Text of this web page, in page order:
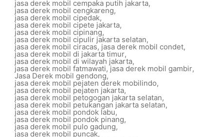
jasa derek mobil cempaka putih jakarta,
jasa derek mobil cengkareng,
jasa derek mobil cipedak,
jasa derek mobil cipete jakarta,
jasa derek mobil cipinang,
jasa derek mobil cipulir jakarta selatan,
jasa derek mobil ciracas, jasa derek mobil condet,
jasa derek mobil di jakarta timur,
jasa derek mobil di wilayah jakarta,
jasa derek mobil fatmawati,jasa derek mobil gambir,
Jasa Derek mobil gendong,
jasa derek mobil pejaten derek mobilindo,
jasa derek mobil pejaten jakarta,
jasa derek mobil petogogan jakarta selatan,
jasa derek mobil petukangan jakarta selatan,
jasa derek mobil pondok labu,
jasa derek mobil pondok pinang,
jasa derek mobil pulo gadung,
jasa derek mobil puncak,